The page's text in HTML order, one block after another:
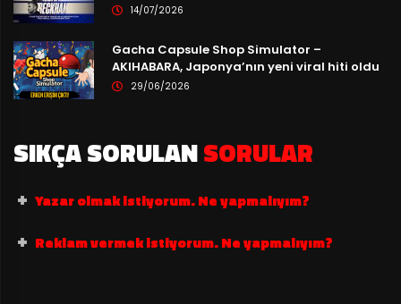
14/07/2026
Gacha Capsule Shop Simulator –
AKIHABARA, Japonya’nın yeni viral hiti oldu
29/06/2026
SIKÇA SORULANSORULAR
Yazar olmak istiyorum. Ne yapmalıyım?
Reklam vermek istiyorum. Ne yapmalıyım?